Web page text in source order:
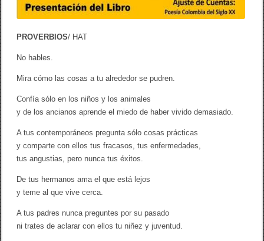
PROVERBIOS/ HAT
No hables.
Mira cómo las cosas a tu alrededor se pudren.
Confía sólo en los niños y los animales
y de los ancianos aprende el miedo de haber vivido demasiado.
A tus contemporáneos pregunta sólo cosas prácticas
y comparte con ellos tus fracasos, tus enfermedades,
tus angustias, pero nunca tus éxitos.
De tus hermanos ama el que está lejos
y teme al que vive cerca.
A tus padres nunca preguntes por su pasado
ni trates de aclarar con ellos tu niñez y juventud.